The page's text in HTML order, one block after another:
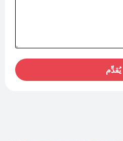
يُقدِّم